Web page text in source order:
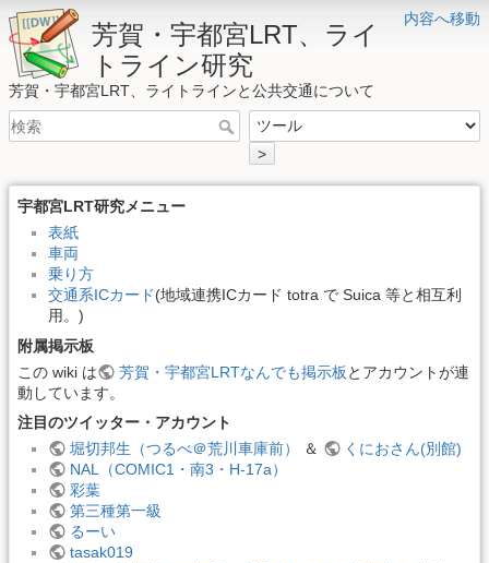
内容へ移動
芳賀・宇都宮LRT、ライ
トライン研究
芳賀・宇都宮LRT、ライトラインと公共交通について
>
宇都宮LRT研究メニュー
表紙
車両
乗り方
交通系ICカード(地域連携ICカード totra で Suica 等と相互利
用。)
附属掲示板
この wiki は
芳賀・宇都宮LRTなんでも掲示板 とアカウントが連
動しています。
注目のツイッター・アカウント
堀切邦生（つるべ＠荒川車庫前）
＆
くにおさん(別館)
NAL（COMIC1・南3・H-17a）
彩葉
第三種第一級
るーい
tasak019